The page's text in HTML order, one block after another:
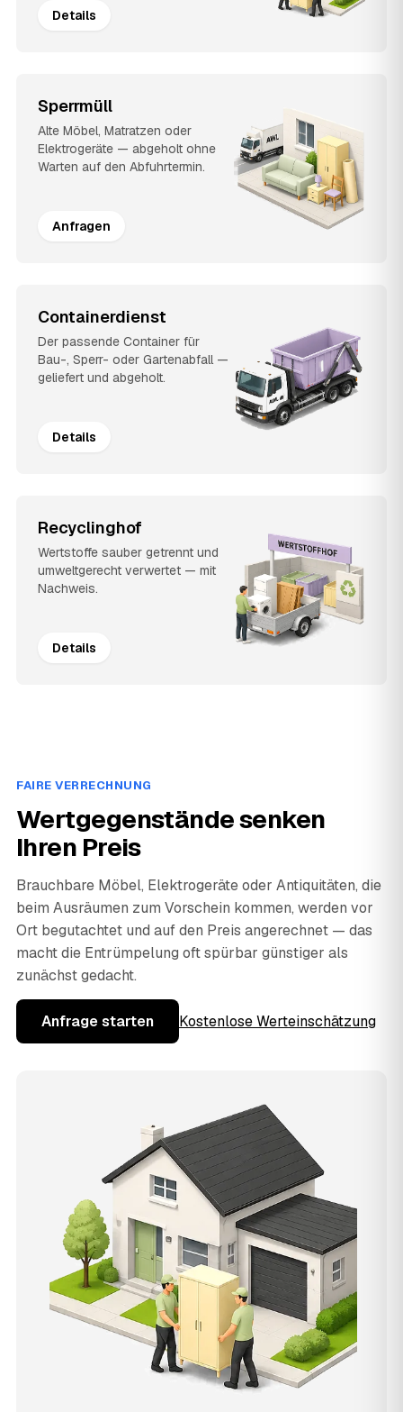
Details
Sperrmüll
Alte Möbel, Matratzen oder
Elektrogeräte — abgeholt ohne
Warten auf den Abfuhrtermin.
Anfragen
Containerdienst
Der passende Container für
Bau-, Sperr- oder Gartenabfall —
geliefert und abgeholt.
Details
Recyclinghof
Wertstoffe sauber getrennt und
umweltgerecht verwertet — mit
Nachweis.
Details
FAIRE VERRECHNUNG
Wertgegenstände senken
Ihren Preis
Brauchbare Möbel, Elektrogeräte oder Antiquitäten, die
beim Ausräumen zum Vorschein kommen, werden vor
Ort begutachtet und auf den Preis angerechnet — das
macht die Entrümpelung oft spürbar günstiger als
zunächst gedacht.
Anfrage starten Kostenlose Werteinschätzung